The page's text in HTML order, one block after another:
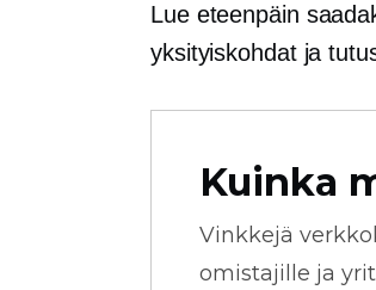
Lue eteenpäin
yksityiskohdat ja
Kuinka
Vinkkejä
omistajille ja